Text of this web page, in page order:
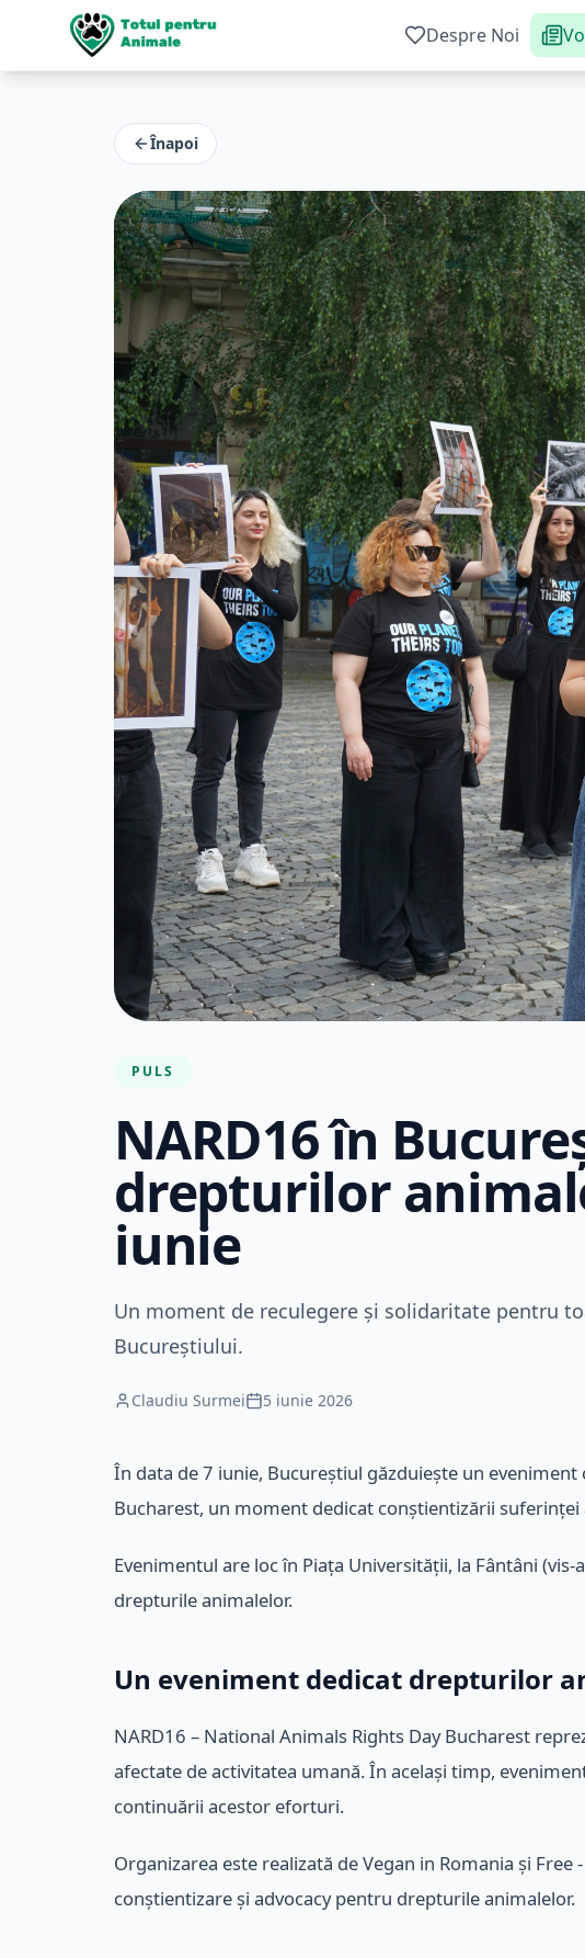
Despre Noi
Înapoi
PULS
NARD16 în
drepturilor
iunie
Un moment de reculegere și solidaritate pentru
Bucureștiului.
Claudiu Surmei 5 iunie 2026
În data de 7 iunie, Bucureștiul găzduiește un
Bucharest, un moment dedicat conștientizării
Evenimentul are loc în Piața Universității, la Fântâni
drepturile animalelor.
Un eveniment dedicat drepturilor
NARD16 – National Animals Rights Day Bucharest
afectate de activitatea umană. În același timp,
continuării acestor eforturi.
Organizarea este realizată de Vegan in Romania și
conștientizare și advocacy pentru drepturile animalelor.